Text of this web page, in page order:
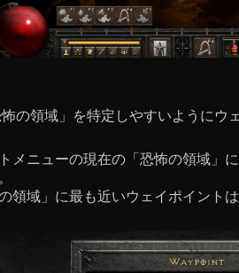
の領域」を特定しやすいようにウ
メニューの現在の「恐怖の領域」
領域」に最も近いウェイポイント